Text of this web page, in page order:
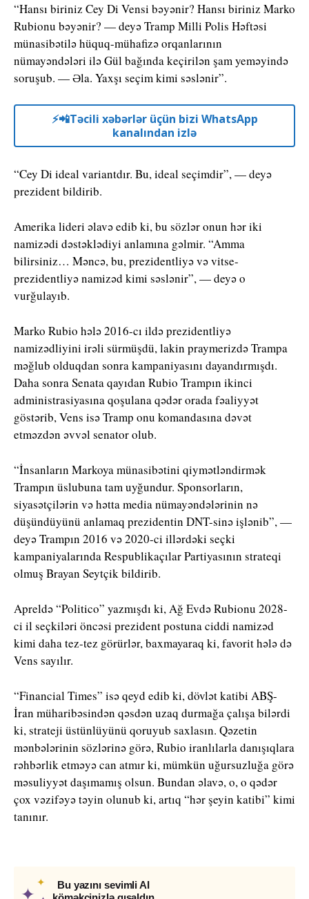
“Hansı biriniz Cey Di Vensi bəyənir? Hansı biriniz Marko
Rubionu bəyənir? — deyə Tramp Milli Polis Həftəsi
münasibətilə hüquq-mühafizə orqanlarının
nümayəndələri ilə Gül bağında keçirilən şam yeməyində
soruşub. — Əla. Yaxşı seçim kimi səslənir”.
⚡️📲Təcili xəbərlər üçün bizi WhatsApp
kanalından izlə
“Cey Di ideal variantdır. Bu, ideal seçimdir”, — deyə
prezident bildirib.
Amerika lideri əlavə edib ki, bu sözlər onun hər iki
namizədi dəstəklədiyi anlamına gəlmir. “Amma
bilirsiniz… Məncə, bu, prezidentliyə və vitse-
prezidentliyə namizəd kimi səslənir”, — deyə o
vurğulayıb.
Marko Rubio hələ 2016-cı ildə prezidentliyə
namizədliyini irəli sürmüşdü, lakin praymerizdə Trampa
məğlub olduqdan sonra kampaniyasını dayandırmışdı.
Daha sonra Senata qayıdan Rubio Trampın ikinci
administrasiyasına qoşulana qədər orada fəaliyyət
göstərib, Vens isə Tramp onu komandasına dəvət
etməzdən əvvəl senator olub.
“İnsanların Markoya münasibətini qiymətləndirmək
Trampın üslubuna tam uyğundur. Sponsorların,
siyasətçilərin və hətta media nümayəndələrinin nə
düşündüyünü anlamaq prezidentin DNT-sinə işlənib”, —
deyə Trampın 2016 və 2020-ci illərdəki seçki
kampaniyalarında Respublikaçılar Partiyasının strateqi
olmuş Brayan Seytçikbildirib.
Apreldə “Politico” yazmışdı ki, Ağ Evdə Rubionu 2028-
ci il seçkiləri öncəsi prezident postuna ciddi namizəd
kimi daha tez-tez görürlər, baxmayaraq ki, favorit hələ də
Vens sayılır.
“Financial Times” isə qeyd edib ki, dövlət katibi ABŞ-
İran müharibəsindən qəsdən uzaq durmağa çalışa bilərdi
ki, strateji üstünlüyünü qoruyub saxlasın. Qəzetin
mənbələrinin sözlərinə görə, Rubio iranlılarla danışıqlara
rəhbərlik etməyə can atmır ki, mümkün uğursuzluğa görə
məsuliyyət daşımamış olsun. Bundan əlavə, o, o qədər
çox vəzifəyə təyin olunub ki, artıq “hər şeyin katibi” kimi
tanınır.
✦
✦
Bu yazını sevimli AI